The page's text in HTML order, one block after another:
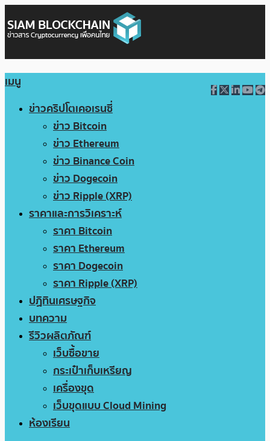
เมนู
ข่าวคริปโตเคอเรนซี่
ข่าว Bitcoin
ข่าว Ethereum
ข่าว Binance Coin
ข่าว Dogecoin
ข่าว Ripple (XRP)
ราคาและการวิเคราะห์
ราคา Bitcoin
ราคา Ethereum
ราคา Dogecoin
ราคา Ripple (XRP)
ปฏิทินเศรษฐกิจ
บทความ
รีวิวผลิตภัณฑ์
เว็บซื้อขาย
กระเป๋าเก็บเหรียญ
เครื่องขุด
เว็บขุดแบบ Cloud Mining
ห้องเรียน